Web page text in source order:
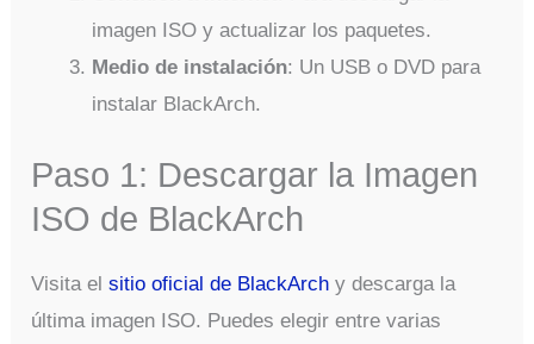
imagen ISO y actualizar los paquetes.
Medio de instalación: Un USB o DVD para
instalar BlackArch.
Paso 1: Descargar la Imagen
ISO de BlackArch
Visita elsitio oficial de BlackArch y descarga la
última imagen ISO. Puedes elegir entre varias